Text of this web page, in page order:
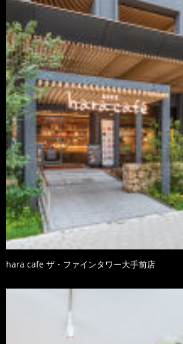
hara cafe ザ・ファインタワー大手前店